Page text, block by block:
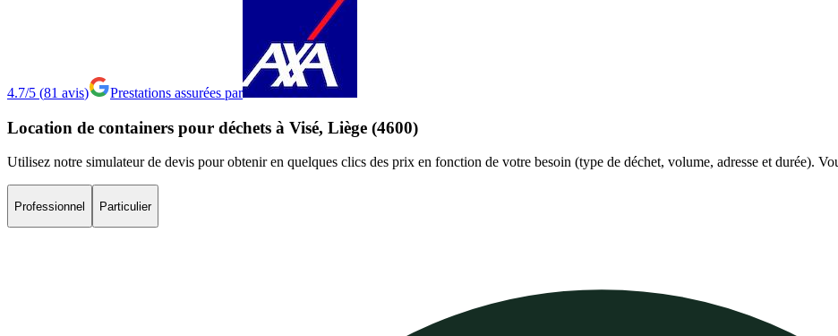
4.7/5 (81 avis) Prestations assurées par
Location de containers pour déchets à Visé, Liège (4600)
Utilisez notre simulateur de devis pour obtenir en quelques clics des prix en fonction de votre besoin (type de déchet, volume, adresse et durée).
Professionnel Particulier